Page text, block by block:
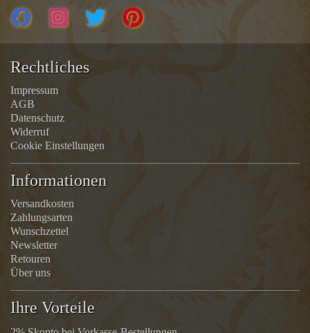
Rechtliches
Impressum
AGB
Datenschutz
Widerruf
Cookie Einstellungen
Informationen
Versandkosten
Zahlungsarten
Wunschzettel
Newsletter
Retouren
Über uns
Ihre Vorteile